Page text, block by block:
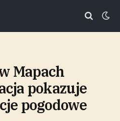
Mapach
pokazuje
pogodowe